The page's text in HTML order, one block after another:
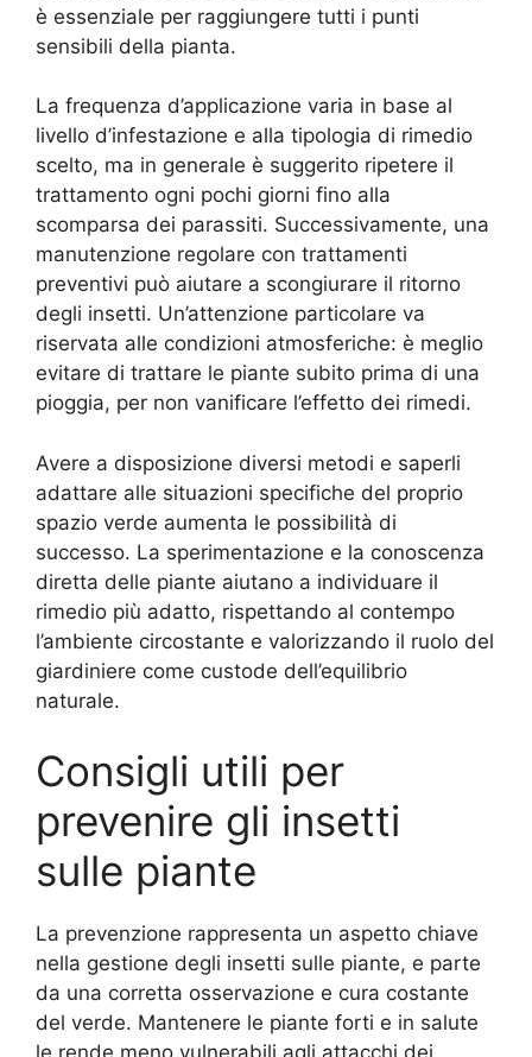
è essenziale per raggiungere tutti i punti
sensibili della pianta.
La frequenza d’applicazione varia in base al
livello d’infestazione e alla tipologia di rimedio
scelto, ma in generale è suggerito ripetere il
trattamento ogni pochi giorni fino alla
scomparsa dei parassiti. Successivamente, una
manutenzione regolare con trattamenti
preventivi può aiutare a scongiurare il ritorno
degli insetti. Un’attenzione particolare va
riservata alle condizioni atmosferiche: è meglio
evitare di trattare le piante subito prima di una
pioggia, per non vanificare l’effetto dei rimedi.
Avere a disposizione diversi metodi e saperli
adattare alle situazioni specifiche del proprio
spazio verde aumenta le possibilità di
successo. La sperimentazione e la conoscenza
diretta delle piante aiutano a individuare il
rimedio più adatto, rispettando al contempo
l’ambiente circostante e valorizzando il ruolo del
giardiniere come custode dell’equilibrio
naturale.
Consigli utili per
prevenire gli insetti
sulle piante
La prevenzione rappresenta un aspetto chiave
nella gestione degli insetti sulle piante, e parte
da una corretta osservazione e cura costante
del verde. Mantenere le piante forti e in salute
le rende meno vulnerabili agli attacchi dei